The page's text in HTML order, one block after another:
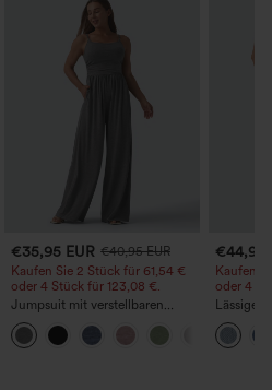
€35,95 EUR €40,95 EUR
Kaufen Sie 2 Stück für 61,54 €
oder 4 Stück für 123,08 €.
Jumpsuit mit verstellbaren
Trägern, gerafftem Detail,
weitem Bein und meliertem
Stoff, lässig, mit Taschen - Easy
€44,95
Kaufen
oder 4
Lässige
Taschen